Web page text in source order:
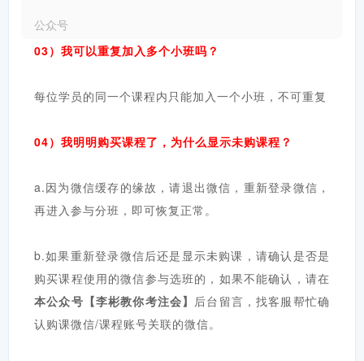
公众号
03）我可以重复加入多个小班吗？
每位学员的同一个课程内只能加入一个小班，不可重复
04）我明明购买课程了，为什么显示未购课程？
a.因为微信缓存的缘故，请退出微信，重新登录微信，
再进入参与分班，即可恢复正常。
b.如果重新登录微信后还是显示未购课，请确认是否是
购买课程使用的微信参与选班的，如果不能确认，请在
本公众号【李彬教你考注会】 后台留言，找客服帮忙确
认购课微信/课程账号关联的微信。